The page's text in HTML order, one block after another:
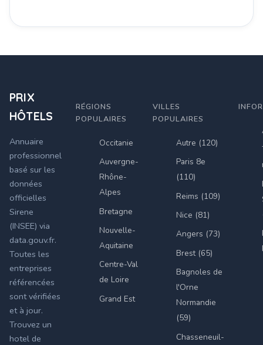
PRIX
HÔTELS
Annuaire
professionnel
basé sur les
données
officielles
Sirene
(INSEE) via
data.gouv.fr.
Toutes les
entreprises
référencées
sont vérifiées
et à jour.
Trouvez un
hotel de
RÉGIONS
POPULAIRES
Occitanie
Auvergne-
Rhône-
Alpes
Bretagne
Nouvelle-
Aquitaine
Centre-Val
de Loire
Grand Est
VILLES
POPULAIRES
Autre (120)
Paris 8e
(110)
Reims (109)
Nice (81)
Angers (73)
Brest (65)
Bagnoles de
l'Orne
Normandie
(59)
Chasseneuil-